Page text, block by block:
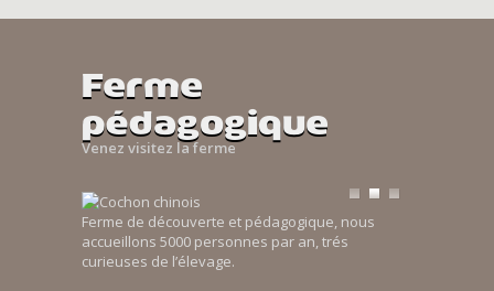
Ferme
pédagogique
Venez visitez la ferme
Ferme de découverte et pédagogique, nous
accueillons 5000 personnes par an, trés
curieuses de l’élevage.